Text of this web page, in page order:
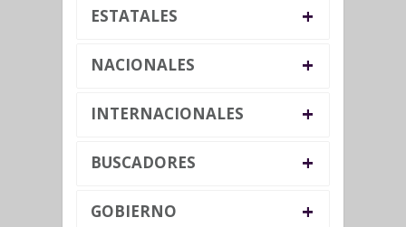
ESTATALES +
NACIONALES +
INTERNACIONALES +
BUSCADORES +
GOBIERNO +